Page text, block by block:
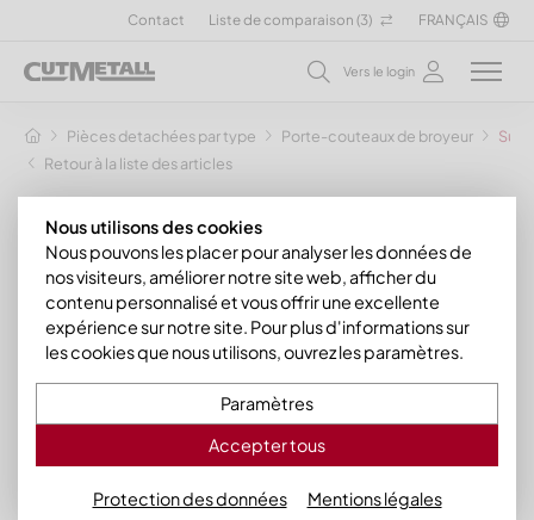
Contact Liste de comparaison (3) FRANÇAIS
Vers le login
Pièces detachées par type Porte-couteaux de broyeur
Retour à la liste des articles
Nous utilisons des cookies
Nous pouvons les placer pour analyser les données de
nos visiteurs, améliorer notre site web, afficher du
contenu personnalisé et vous offrir une excellente
expérience sur notre site. Pour plus d'informations sur
les cookies que nous utilisons, ouvrez les paramètres.
Paramètres
Accepter tous
Protection des données Mentions légales